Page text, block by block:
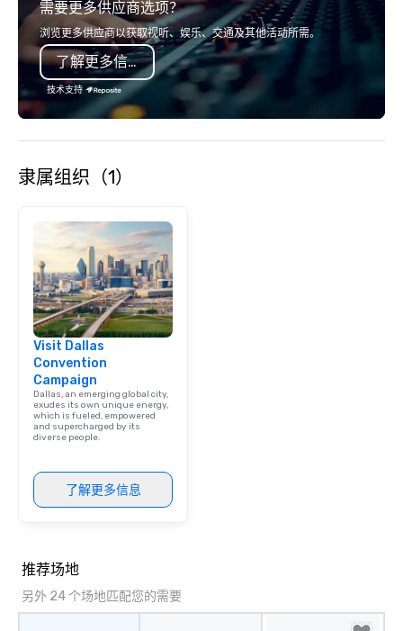
需要更多供应商选项？
浏览更多供应商以获取视听、娱乐、交通及其他活动所需。
了解更多信息
技术支持
隶属组织（1）
Visit Dallas
Convention
Campaign
Dallas, an emerging global city,
exudes its own unique energy,
which is fueled, empowered
and supercharged by its
diverse people.
了解更多信息
推荐场地
另外 24 个场地匹配您的需要